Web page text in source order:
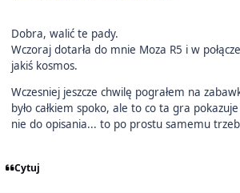
Dobra, walić te pady.
Wczoraj dotarła do mnie Moza R5 i w
jakiś kosmos.
Wczesniej jeszcze chwilę pograłem na
było całkiem spoko, ale to co ta gra
nie do opisania... to po prostu samemu
Cytuj